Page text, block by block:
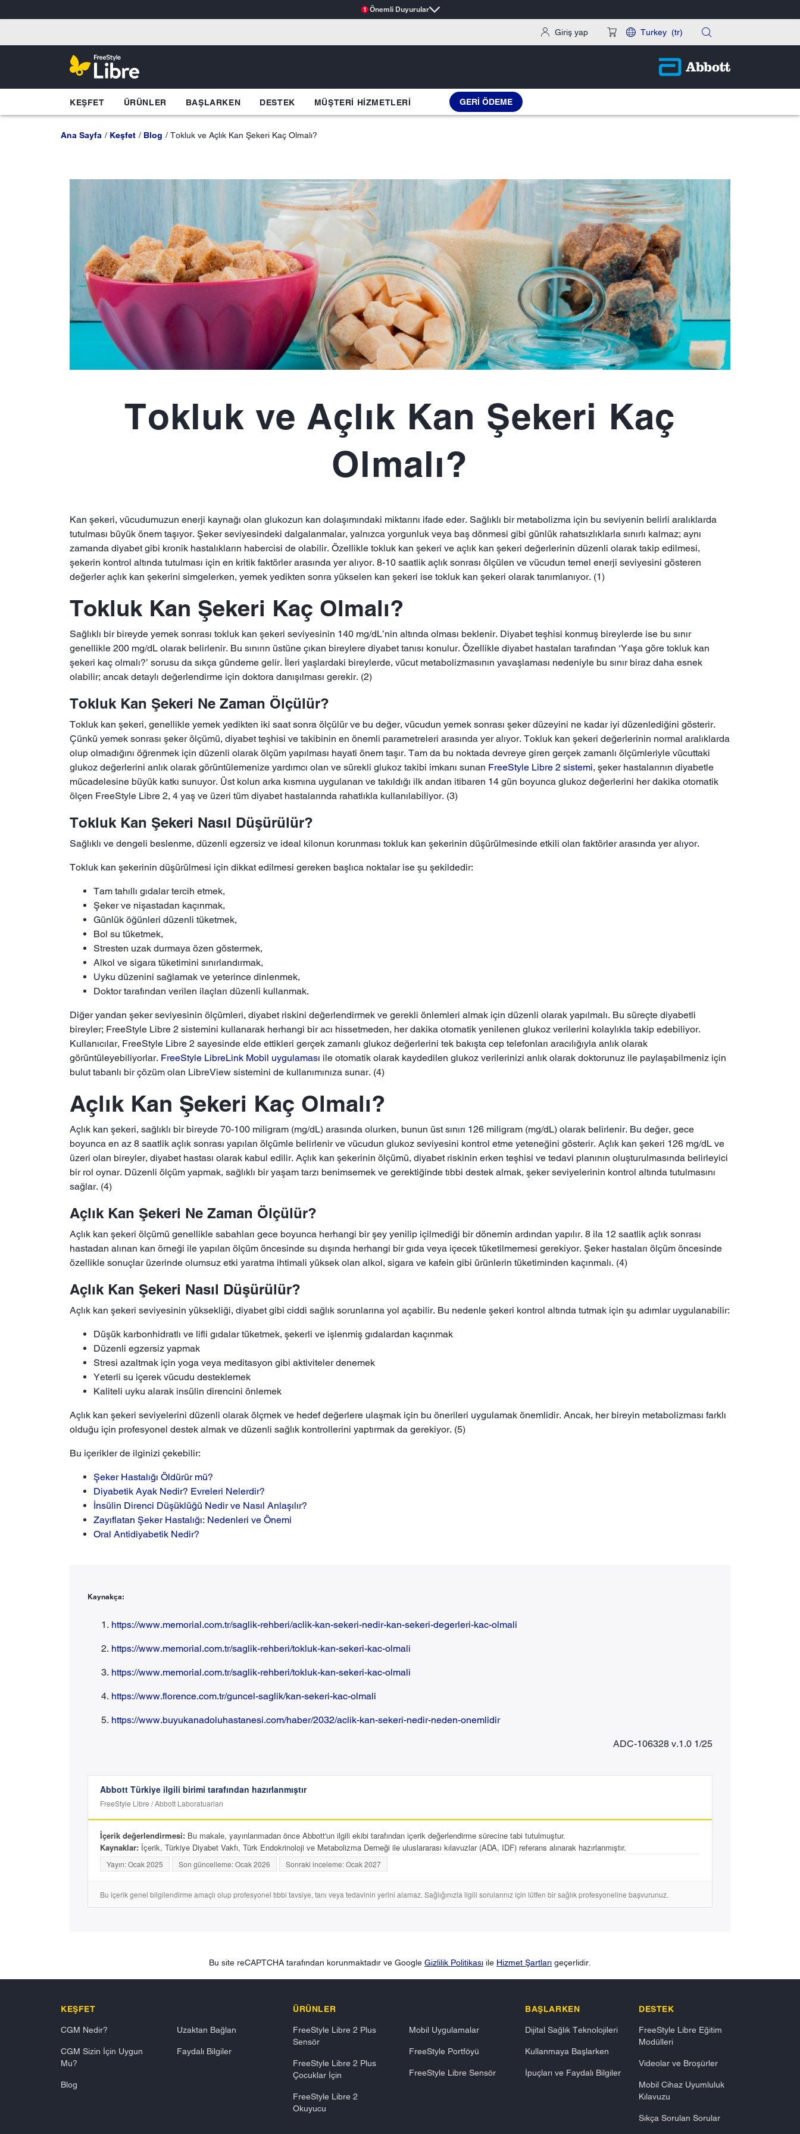
1 Önemli Duyurular
Giriş yap Turkey (tr)
KEŞFET ÜRÜNLER BAŞLARKEN DESTEK MÜŞTERI HIZMETLERI GERI ÖDEME
Ana Sayfa Keşfet Blog Tokluk ve Açlık Kan Şekeri Kaç Olmalı?
Tokluk ve Açlık Kan Şekeri Kaç
Olmalı?
Kan şekeri, vücudumuzun enerji kaynağı olan glukozun kan dolaşımındaki miktarını ifade eder. Sağlıklı bir metabolizma için bu seviyenin belirli aralıklarda
tutulması büyük önem taşıyor. Şeker seviyesindeki dalgalanmalar, yalnızca yorgunluk veya baş dönmesi gibi günlük rahatsızlıklarla sınırlı kalmaz; aynı
zamanda diyabet gibi kronik hastalıkların habercisi de olabilir. Özellikle tokluk kan şekeri ve açlık kan şekeri değerlerinin düzenli olarak takip edilmesi,
şekerin kontrol altında tutulması için en kritik faktörler arasında yer alıyor. 8-10 saatlik açlık sonrası ölçülen ve vücudun temel enerji seviyesini gösteren
değerler açlık kan şekerini simgelerken, yemek yedikten sonra yükselen kan şekeri ise tokluk kan şekeri olarak tanımlanıyor. (1)
Tokluk Kan Şekeri Kaç Olmalı?
Sağlıklı bir bireyde yemek sonrası tokluk kan şekeri seviyesinin 140 mg/dL’nin altında olması beklenir. Diyabet teşhisi konmuş bireylerde ise bu sınır
genellikle 200 mg/dL olarak belirlenir. Bu sınırın üstüne çıkan bireylere diyabet tanısı konulur. Özellikle diyabet hastaları tarafından ‘Yaşa göre tokluk kan
şekeri kaç olmalı?’ sorusu da sıkça gündeme gelir. İleri yaşlardaki bireylerde, vücut metabolizmasının yavaşlaması nedeniyle bu sınır biraz daha esnek
olabilir; ancak detaylı değerlendirme için doktora danışılması gerekir. (2)
Tokluk Kan Şekeri Ne Zaman Ölçülür?
Tokluk kan şekeri, genellikle yemek yedikten iki saat sonra ölçülür ve bu değer, vücudun yemek sonrası şeker düzeyini ne kadar iyi düzenlediğini gösterir.
Çünkü yemek sonrası şeker ölçümü, diyabet teşhisi ve takibinin en önemli parametreleri arasında yer alıyor. Tokluk kan şekeri değerlerinin normal aralıklarda
olup olmadığını öğrenmek için düzenli olarak ölçüm yapılması hayati önem taşır. Tam da bu noktada devreye giren gerçek zamanlı ölçümleriyle vücuttaki
glukoz değerlerini anlık olarak görüntülemenize yardımcı olan ve sürekli glukoz takibi imkanı sunan FreeStyle Libre 2 sistemi, şeker hastalarının diyabetle
mücadelesine büyük katkı sunuyor. Üst kolun arka kısmına uygulanan ve takıldığı ilk andan itibaren 14 gün boyunca glukoz değerlerini her dakika otomatik
ölçen FreeStyle Libre 2, 4 yaş ve üzeri tüm diyabet hastalarında rahatlıkla kullanılabiliyor. (3)
Tokluk Kan Şekeri Nasıl Düşürülür?
Sağlıklı ve dengeli beslenme, düzenli egzersiz ve ideal kilonun korunması tokluk kan şekerinin düşürülmesinde etkili olan faktörler arasında yer alıyor.
Tokluk kan şekerinin düşürülmesi için dikkat edilmesi gereken başlıca noktalar ise şu şekildedir:
Tam tahıllı gıdalar tercih etmek,
Şeker ve nişastadan kaçınmak,
Günlük öğünleri düzenli tüketmek,
Bol su tüketmek,
Stresten uzak durmaya özen göstermek,
Alkol ve sigara tüketimini sınırlandırmak,
Uyku düzenini sağlamak ve yeterince dinlenmek,
Doktor tarafından verilen ilaçları düzenli kullanmak.
Diğer yandan şeker seviyesinin ölçümleri, diyabet riskini değerlendirmek ve gerekli önlemleri almak için düzenli olarak yapılmalı. Bu süreçte diyabetli
bireyler; FreeStyle Libre 2 sistemini kullanarak herhangi bir acı hissetmeden, her dakika otomatik yenilenen glukoz verilerini kolaylıkla takip edebiliyor.
Kullanıcılar, FreeStyle Libre 2 sayesinde elde ettikleri gerçek zamanlı glukoz değerlerini tek bakışta cep telefonları aracılığıyla anlık olarak
görüntüleyebiliyorlar. FreeStyle LibreLink Mobil uygulaması ile otomatik olarak kaydedilen glukoz verilerinizi anlık olarak doktorunuz ile paylaşabilmeniz için
bulut tabanlı bir çözüm olan LibreView sistemini de kullanımınıza sunar. (4)
Açlık Kan Şekeri Kaç Olmalı?
Açlık kan şekeri, sağlıklı bir bireyde 70-100 miligram (mg/dL) arasında olurken, bunun üst sınırı 126 miligram (mg/dL) olarak belirlenir. Bu değer, gece
boyunca en az 8 saatlik açlık sonrası yapılan ölçümle belirlenir ve vücudun glukoz seviyesini kontrol etme yeteneğini gösterir. Açlık kan şekeri 126 mg/dL ve
üzeri olan bireyler, diyabet hastası olarak kabul edilir. Açlık kan şekerinin ölçümü, diyabet riskinin erken teşhisi ve tedavi planının oluşturulmasında belirleyici
bir rol oynar. Düzenli ölçüm yapmak, sağlıklı bir yaşam tarzı benimsemek ve gerektiğinde tıbbi destek almak, şeker seviyelerinin kontrol altında tutulmasını
sağlar. (4)
Açlık Kan Şekeri Ne Zaman Ölçülür?
Açlık kan şekeri ölçümü genellikle sabahları gece boyunca herhangi bir şey yenilip içilmediği bir dönemin ardından yapılır. 8 ila 12 saatlik açlık sonrası
hastadan alınan kan örneği ile yapılan ölçüm öncesinde su dışında herhangi bir gıda veya içecek tüketilmemesi gerekiyor. Şeker hastaları ölçüm öncesinde
özellikle sonuçlar üzerinde olumsuz etki yaratma ihtimali yüksek olan alkol, sigara ve kafein gibi ürünlerin tüketiminden kaçınmalı. (4)
Açlık Kan Şekeri Nasıl Düşürülür?
Açlık kan şekeri seviyesinin yüksekliği, diyabet gibi ciddi sağlık sorunlarına yol açabilir. Bu nedenle şekeri kontrol altında tutmak için şu adımlar uygulanabilir:
Düşük karbonhidratlı ve lifli gıdalar tüketmek, şekerli ve işlenmiş gıdalardan kaçınmak
Düzenli egzersiz yapmak
Stresi azaltmak için yoga veya meditasyon gibi aktiviteler denemek
Yeterli su içerek vücudu desteklemek
Kaliteli uyku alarak insülin direncini önlemek
Açlık kan şekeri seviyelerini düzenli olarak ölçmek ve hedef değerlere ulaşmak için bu önerileri uygulamak önemlidir. Ancak, her bireyin metabolizması farklı
olduğu için profesyonel destek almak ve düzenli sağlık kontrollerini yaptırmak da gerekiyor. (5)
Bu içerikler de ilginizi çekebilir:
Şeker Hastalığı Öldürür mü?
Diyabetik Ayak Nedir? Evreleri Nelerdir?
İnsülin Direnci Düşüklüğü Nedir ve Nasıl Anlaşılır?
Zayıflatan Şeker Hastalığı: Nedenleri ve Önemi
Oral Antidiyabetik Nedir?
Kaynakça:
https://www.memorial.com.tr/saglik-rehberi/aclik-kan-sekeri-nedir-kan-sekeri-degerleri-kac-olmali
https://www.memorial.com.tr/saglik-rehberi/tokluk-kan-sekeri-kac-olmali
https://www.memorial.com.tr/saglik-rehberi/tokluk-kan-sekeri-kac-olmali
https://www.florence.com.tr/guncel-saglik/kan-sekeri-kac-olmali
https://www.buyukanadoluhastanesi.com/haber/2032/aclik-kan-sekeri-nedir-neden-onemlidir
ADC-106328 v.1.0 1/25
Abbott Türkiye ilgili birimi tarafından hazırlanmıştır
FreeStyle Libre / Abbott Laboratuarları
İçerik değerlendirmesi: Bu makale, yayınlanmadan önce Abbott'un ilgili ekibi tarafından içerik değerlendirme sürecine tabi tutulmuştur.
Kaynaklar: İçerik, Türkiye Diyabet Vakfı, Türk Endokrinoloji ve Metabolizma Derneği ile uluslararası kılavuzlar (ADA, IDF) referans alınarak hazırlanmıştır.
Yayın: Ocak 2025 Son güncelleme: Ocak 2026 Sonraki inceleme: Ocak 2027
Bu içerik genel bilgilendirme amaçlı olup profesyonel tıbbi tavsiye, tanı veya tedavinin yerini alamaz. Sağlığınızla ilgili sorularınız için lütfen bir sağlık profesyoneline başvurunuz.
Bu site reCAPTCHA tarafından korunmaktadır ve Google Gizlilik Politikası ile Hizmet Şartları geçerlidir.
KEŞFET
CGM Nedir?
CGM Sizin İçin Uygun
Mu?
Blog
Uzaktan Bağlan
Faydalı Bilgiler
ÜRÜNLER
FreeStyle Libre 2 Plus
Sensör
FreeStyle Libre 2 Plus
Çocuklar İçin
FreeStyle Libre 2
Okuyucu
Mobil Uygulamalar
FreeStyle Portföyü
FreeStyle Libre Sensör
BAŞLARKEN
Dijital Sağlık Teknolojileri
Kullanmaya Başlarken
İpuçları ve Faydalı Bilgiler
DESTEK
FreeStyle Libre Eğitim
Modülleri
Videolar ve Broşürler
Mobil Cihaz Uyumluluk
Kılavuzu
Sıkça Sorulan Sorular